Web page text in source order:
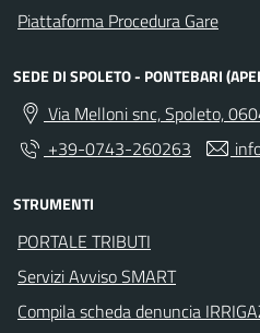
Piattaforma Procedura Gare
SEDE DI SPOLETO - PONTEBARI
Via Melloni snc, Spoleto,
+39-0743-260263
STRUMENTI
PORTALE TRIBUTI
Servizi Avviso SMART
Compila scheda denuncia